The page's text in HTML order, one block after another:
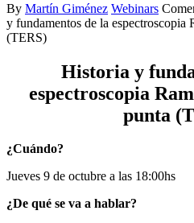
By Martín Giménez Webinars
y fundamentos de la espectroscopia
(TERS)
Historia y
espectroscopia
punta
¿Cuándo?
Jueves 9 de octubre a las 18:00hs
¿De qué se va a hablar?